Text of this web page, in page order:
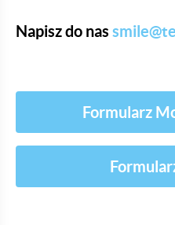
Napisz do nas
Formularz